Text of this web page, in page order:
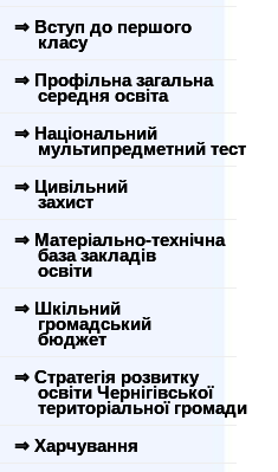
⇒ Вступ до першого
класу
⇒ Профільна загальна
середня освіта
⇒ Національний
мультипредметний тест
⇒ Цивільний
захист
⇒ Матеріально-технічна
база закладів
освіти
⇒ Шкільний
громадський
бюджет
⇒ Стратегія розвитку
освіти Чернігівської
територіальної громади
⇒ Харчування